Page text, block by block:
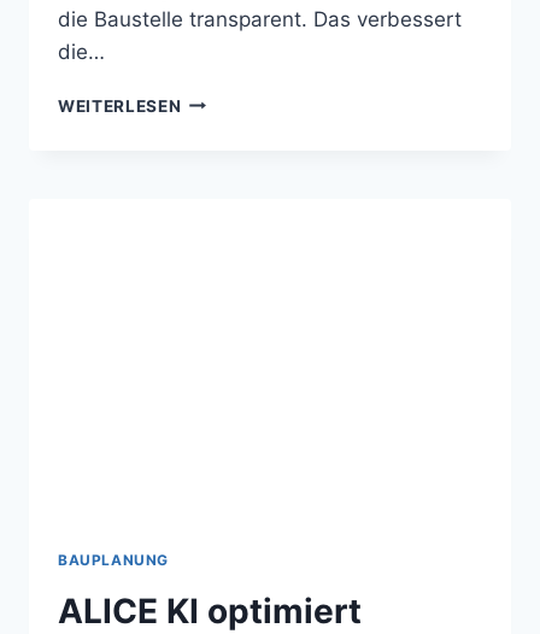
die Baustelle transparent. Das verbessert
die…
WEITERLESEN BUILDOTS
BAUPLANUNG
ALICE KI optimiert